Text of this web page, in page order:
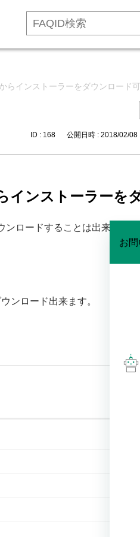
らインストーラーをダウンロード
ID : 168 公開日時 : 2018/02/08
インストーラーを
ロードすることは出来ますか
ンロード出来ます。